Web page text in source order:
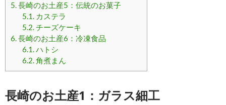
5.長崎のお土産5：伝統のお菓子
5.1.カステラ
5.2.チーズケーキ
6.長崎のお土産6：冷凍食品
6.1.ハトシ
6.2.角煮まん
長崎のお土産1：ガラス細工